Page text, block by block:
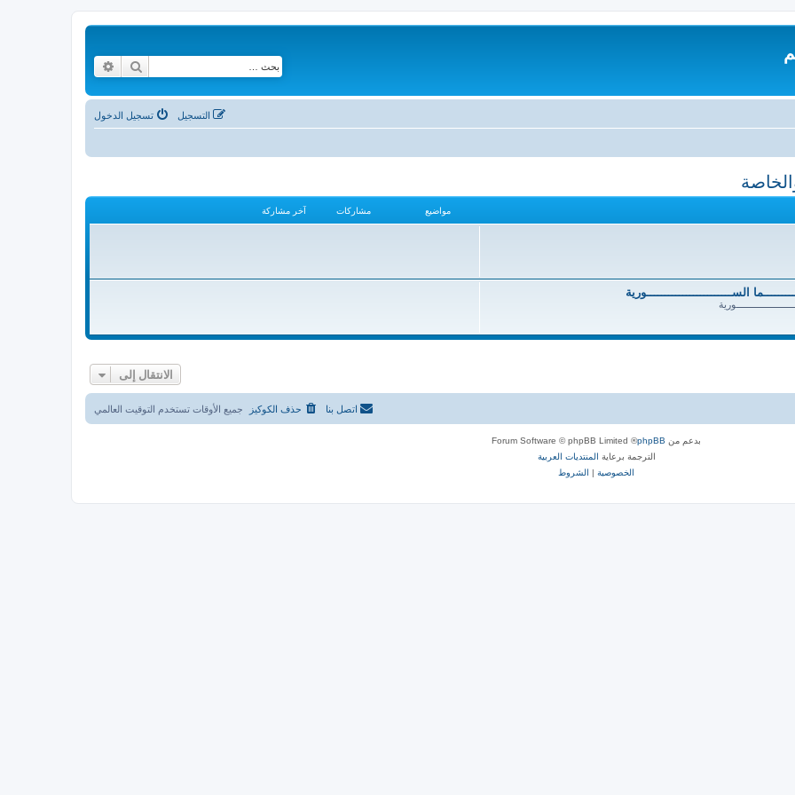
بحث
تسجيل الدخول التسجيل
مواضيع مشاركات آخر مشاركة
الســــــــــــــــــــــــورية
الانتقال إلى
جميع الأوقات تستخدم التوقيت العالمي حذف الكوكيز اتصل بنا
بدعم من phpBB
® Forum Software © phpBB Limited
الترجمة برعاية المنتديات العربية
الخصوصية | الشروط